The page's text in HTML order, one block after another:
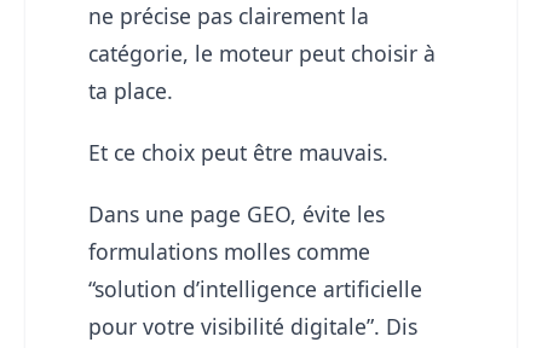
ne précise pas clairement la
catégorie, le moteur peut choisir à
ta place.
Et ce choix peut être mauvais.
Dans une page GEO, évite les
formulations molles comme
“solution d’intelligence artificielle
pour votre visibilité digitale”. Dis